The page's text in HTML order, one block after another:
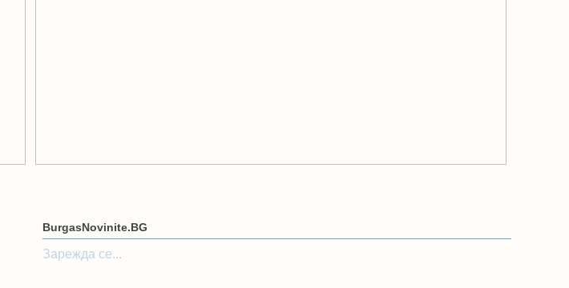
BurgasNovinite.BG
Зарежда се...